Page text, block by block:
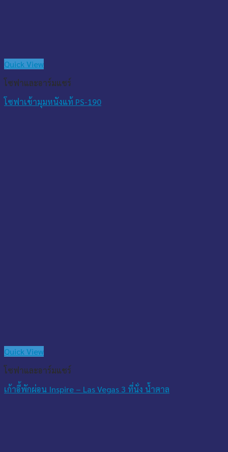
Quick View
โซฟาและอาร์มแชร์
โซฟาเข้ามุมหนังแท้ PS-190
Quick View
โซฟาและอาร์มแชร์
เก้าอี้พักผ่อน Inspire – Las Vegas 3 ที่นั่ง น้ำตาล